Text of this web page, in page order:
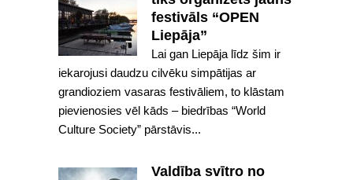
festivāls “OPEN
Liepāja”
Lai gan Liepāja līdz šim ir
iekarojusi daudzu cilvēku simpātijas ar
grandioziem vasaras festivāliem, to klāstam
pievienosies vēl kāds – biedrības “World
Culture Society” pārstāvis...
Valdība svītro no